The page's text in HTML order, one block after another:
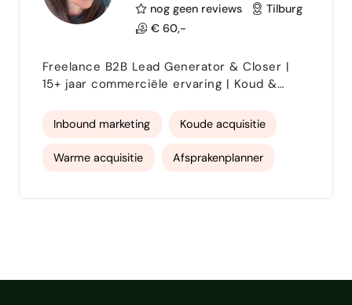
nog geen reviews
Tilburg
€ 60,-
Freelance B2B Lead Generator & Closer |
15+ jaar commerciële ervaring | Koud &
professional met ruim 15 jaar ervaring
binnen de financiële sector, onder andere
bij ING en Rabobank. In deze rollen heb ik
uitgebreide ervaring opgedaan met
omzetten van commerciële kansen in
Inbound marketing Koude acquisitie
Warme acquisitie Afsprakenplanner